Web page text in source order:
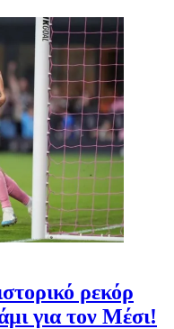
ρεκόρ
για τον Μέσι!